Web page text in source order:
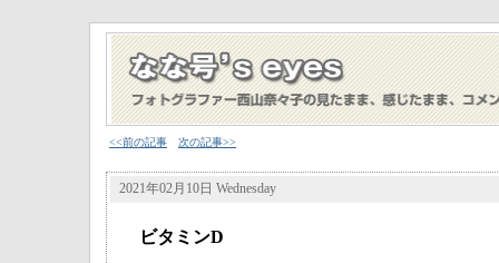
<<前の記事 次の記事>>
2021年02月10日 Wednesday
ビタミンD